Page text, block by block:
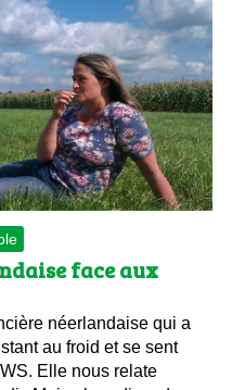
face aux
néerlandaise qui a
au froid et se sent
Elle nous relate